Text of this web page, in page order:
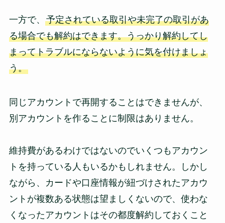
一方で、 予定されている取引や未完了の取引があ
る場合でも解約はできます。うっかり解約してし
まってトラブルにならないように気を付けましょ
う。
同じアカウントで再開することはできませんが、
別アカウントを作ることに制限はありません。
維持費があるわけではないのでいくつもアカウン
トを持っている人もいるかもしれません。しかし
ながら、カードや口座情報が紐づけされたアカウ
ントが複数ある状態は望ましくないので、使わな
くなったアカウントはその都度解約しておくこと